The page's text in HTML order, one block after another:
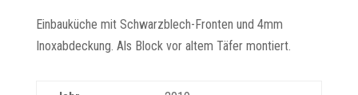
Einbauküche mit Schwarzblech-Fronten und 4mm
Inoxabdeckung. Als Block vor altem Täfer montiert.